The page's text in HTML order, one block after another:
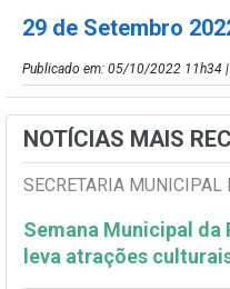
29 de Setembro
Publicado em: 05/10/2022 11h34
NOTÍCIAS MAIS
SECRETARIA MUNICIPAL
Semana Municipal da
leva atrações